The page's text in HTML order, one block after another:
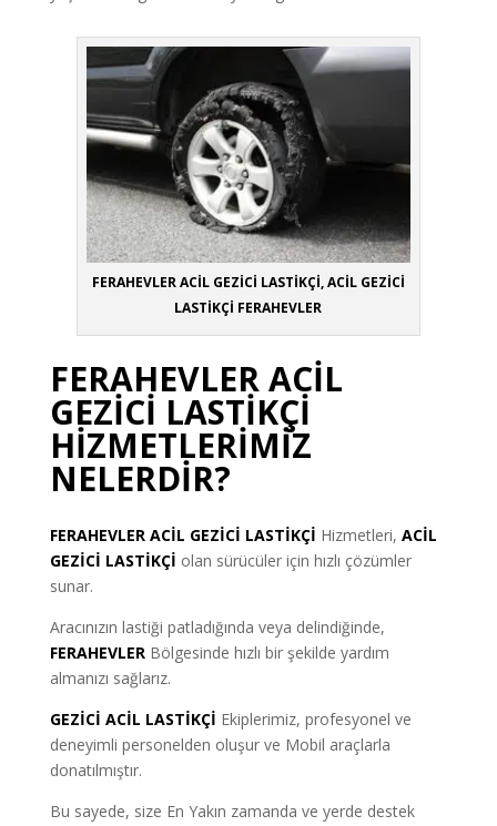
FERAHEVLER ACİL GEZİCİ LASTİKÇİ, ACİL GEZİCİ
LASTİKÇİ FERAHEVLER
FERAHEVLER ACİL
GEZİCİ LASTİKÇİ
HİZMETLERİMİZ
NELERDİR?
FERAHEVLER ACİL GEZİCİ LASTİKÇİ Hizmetleri, ACİL
GEZİCİ LASTİKÇİ olan sürücüler için hızlı çözümler
sunar.
Aracınızın lastiği patladığında veya delindiğinde,
FERAHEVLERBölgesinde hızlı bir şekilde yardım
almanızı sağlarız.
GEZİCİ ACİL LASTİKÇİ Ekiplerimiz, profesyonel ve
deneyimli personelden oluşur ve Mobil araçlarla
donatılmıştır.
Bu sayede, size En Yakın zamanda ve yerde destek